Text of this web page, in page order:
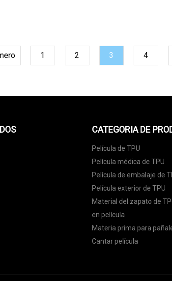
1 2 3 4
CATEGORIA DE
Película de TPU
Película médica de TPU
Película de embalaje de
Película exterior de TPU
Material del zapato de
en película
Materia prima para
Cantar película